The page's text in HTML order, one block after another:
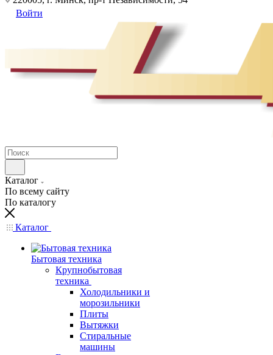
Войти
Каталог
По всему сайту
По каталогу
Каталог
Бытовая техника
Крупнобытовая
техника
Холодильники и
морозильники
Плиты
Вытяжки
Стиральные
машины